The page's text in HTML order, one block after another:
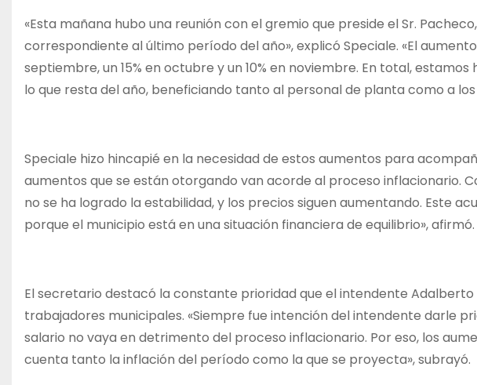
«Esta mañana hubo una reunión con el gremio que preside el Sr.
correspondiente al último período del año», explicó Speciale. «El
septiembre, un 15% en octubre y un 10% en noviembre. En total,
lo que resta del año, beneficiando tanto al personal de planta como a
Speciale hizo hincapié en la necesidad de estos aumentos para
aumentos que se están otorgando van acorde al proceso inflacionario.
no se ha logrado la estabilidad, y los precios siguen aumentando. Este
porque el municipio está en una situación financiera de equilibrio», afirmó.
El secretario destacó la constante prioridad que el intendente
trabajadores municipales. «Siempre fue intención del intendente darle
salario no vaya en detrimento del proceso inflacionario. Por eso, los
cuenta tanto la inflación del período como la que se proyecta», subrayó.